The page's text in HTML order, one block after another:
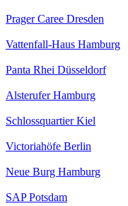
Prager Caree Dresden
Vattenfall-Haus Hamburg
Panta Rhei Düsseldorf
Alsterufer Hamburg
Schlossquartier Kiel
Victoriahöfe Berlin
Neue Burg Hamburg
SAP Potsdam